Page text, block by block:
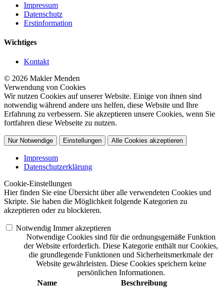
Impressum
Datenschutz
Erstinformation
Wichtiges
Kontakt
© 2026 Makler Menden
Verwendung von Cookies
Wir nutzen Cookies auf unserer Website. Einige von ihnen sind
notwendig während andere uns helfen, diese Website und Ihre
Erfahrung zu verbessern. Sie akzeptieren unsere Cookies, wenn Sie
fortfahren diese Webseite zu nutzen.
Nur Notwendige Einstellungen Alle Cookies akzeptieren
Impressum
Datenschutzerklärung
Cookie-Einstellungen
Hier finden Sie eine Übersicht über alle verwendeten Cookies und
Skripte. Sie haben die Möglichkeit folgende Kategorien zu
akzeptieren oder zu blockieren.
Notwendig Immer akzeptieren
Notwendige Cookies sind für die ordnungsgemäße Funktion
der Website erforderlich. Diese Kategorie enthält nur Cookies,
die grundlegende Funktionen und Sicherheitsmerkmale der
Website gewährleisten. Diese Cookies speichern keine
persönlichen Informationen.
Name
Beschreibung